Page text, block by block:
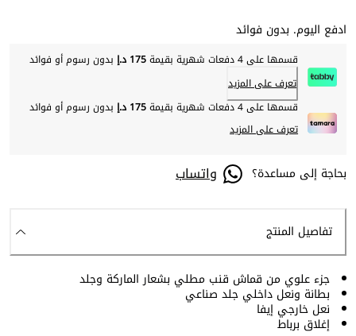
ادفع اليوم. بدون فوائد
قسمها على 4 دفعات شهرية بقيمة 175 د.إ
بدون رسوم أو فوائد
تعرف على المزيد
قسمها على 4 دفعات شهرية بقيمة
175 د.إ
بدون رسوم أو فوائد
تعرف على المزيد
بحاجة إلى مساعدة؟ واتساب
تفاصيل المنتج
جزء علوي من قماش قنب مطلي بشعار الماركة وجلد
بطانة ونعل داخلي جلد صناعي
نعل خارجي إيفا
إغلاق برباط